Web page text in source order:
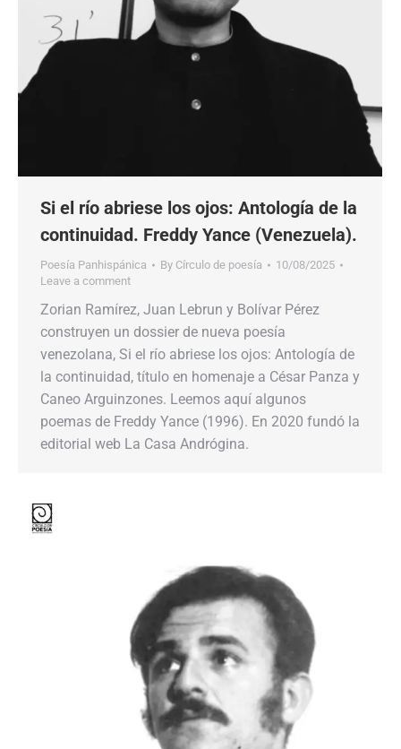
Si el río abriese los ojos: Antología de la
continuidad. Freddy Yance (Venezuela).
Poesía Panhispánica By Círculo de poesía
10/08/2025
Leave a comment
Zorian Ramírez, Juan Lebrun y Bolívar Pérez
construyen un dossier de nueva poesía
venezolana, Si el río abriese los ojos: Antología de
la continuidad, título en homenaje a César Panza y
Caneo Arguinzones. Leemos aquí algunos
poemas de Freddy Yance (1996). En 2020 fundó la
editorial web La Casa Andrógina.